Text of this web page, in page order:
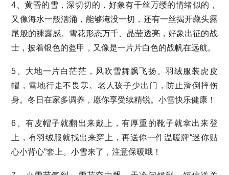
4、黄昏的雪，深切切的，好象有千丝万缕的情绪似的，
又像海水一般汹涌，能够淹没一切，还有一丝揭开藏头露
尾般的裸露感。雪花形态万千、晶莹透亮，好象出征的战
士，披着银色的盔甲，又像是一片片白色的战帆在远航。
5、大地一片白茫茫，风吹雪舞飘飞扬。羽绒服装虎皮
帽，雪地行走不畏寒。老人孩子少出门，防止滑倒摔伤
身。冬日在家多调养，愿你享受续精锐。小雪快乐健康！
6、有皮帽子就翻出来戴上，有厚重的靴子就拿出来登
上，有羽绒服就找出来穿上，再送你一件温暖牌“迷你贴
心小背心”套上。小雪来了，注意保暖哦！